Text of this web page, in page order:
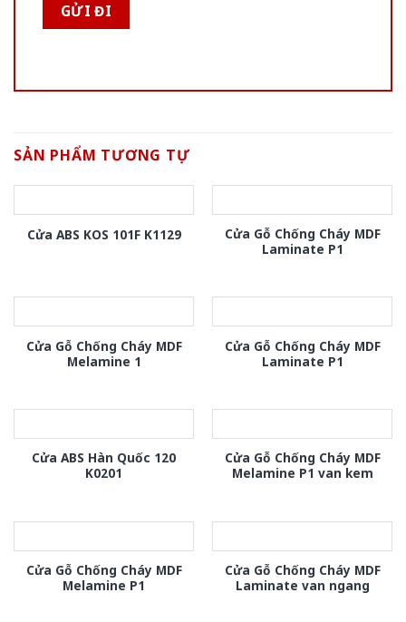
SẢN PHẨM TƯƠNG TỰ
Cửa ABS KOS 101F K1129
Cửa Gỗ Chống Cháy MDF
Laminate P1
Cửa Gỗ Chống Cháy MDF
Melamine 1
Cửa Gỗ Chống Cháy MDF
Laminate P1
Cửa ABS Hàn Quốc 120
K0201
Cửa Gỗ Chống Cháy MDF
Melamine P1 van kem
Cửa Gỗ Chống Cháy MDF
Melamine P1
Cửa Gỗ Chống Cháy MDF
Laminate van ngang